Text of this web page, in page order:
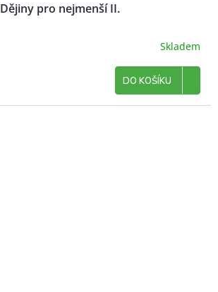
Dějiny pro nejmenší II.
Skladem
DO KOŠÍKU